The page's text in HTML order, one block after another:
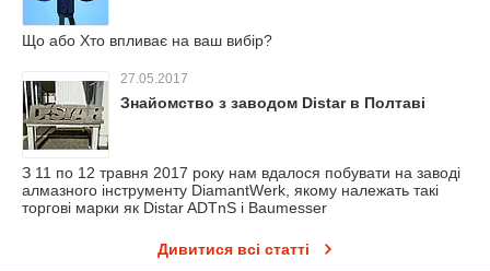
Що або Хто впливає на ваш вибір?
27.05.2017
Знайомство з заводом Distar в Полтаві
З 11 по 12 травня 2017 року нам вдалося побувати на заводі
алмазного інструменту DiamantWerk, якому належать такі
торгові марки як Distar ADTnS і Baumesser
Дивитися всі статті